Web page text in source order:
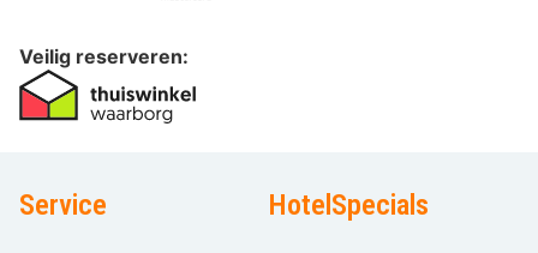
Veilig reserveren:
Service HotelSpecials